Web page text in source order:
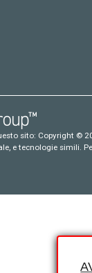
sito: Copyright ©
e tecnologie simili.